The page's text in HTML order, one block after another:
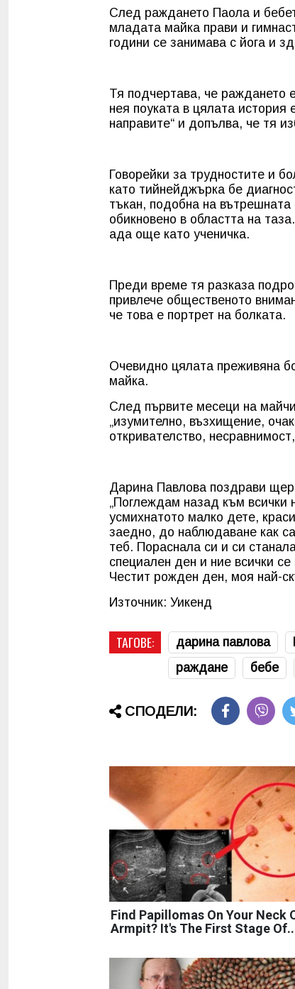
След раждането Паола и
младата майка прави и
години се занимава с йога и
Тя подчертава, че раждането
нея поуката в цялата история
направите“ и допълва, че тя
Говорейки за трудностите и
като тийнейджърка бе
тъкан, подобна на вътрешната
обикновено в областта на
ада още като ученичка.
Преди време тя разказа
привлече общественото
че това е портрет на болката.
Очевидно цялата преживяна
майка.
След първите месеци на
„изумително, възхищение,
откривателство,
Дарина Павлова поздрави
„Поглеждам назад към
усмихнатото малко дете,
заедно, до наблюдаване как
теб. Пораснала си и си
специален ден и ние всички
Честит рожден ден, моя най-
Източник: Уикенд
ТАГОВЕ: дарина павлова
раждане
бебе
СПОДЕЛИ:
Find Papillomas On Your Neck
Armpit? It's The First Stage